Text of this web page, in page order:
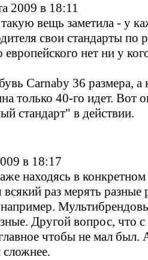
2009 в 18:11
вещь заметила - у
свои стандарты по
европейского нет ни у
Carnaby 36 размера, а
только 40-го идет. Вот
стандарт" в действии.
в 18:17
находясь в конкретном
всякий раз мерять разные
Другой вопрос, что
чтобы не мал был.